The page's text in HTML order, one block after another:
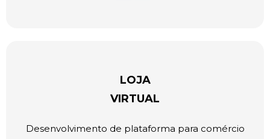
LOJA
VIRTUAL
Desenvolvimento de plataforma para comércio